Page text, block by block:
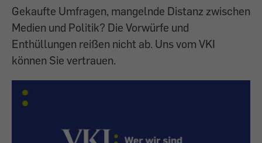
Gekaufte Umfragen, mangelnde Distanz zwischen
Medien und Politik? Die Vorwürfe und
Enthüllungen reißen nicht ab. Uns vom VKI
können Sie vertrauen.